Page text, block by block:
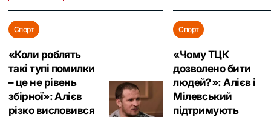
Спорт
«Коли роблять
такі тупі помилки
– це не рівень
збірної»: Алієв
різко висловився
Спорт
«Чому ТЦК
дозволено бити
людей?»: Алієв і
Мілевський
підтримують